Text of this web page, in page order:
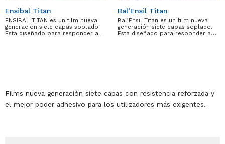
Ensibal Titan
ENSIBAL TITAN es un film nueva
generación siete capas soplado.
Esta diseñado para responder a…
Bal’Ensil Titan
Bal’Ensil Titan es un film nueva
generación siete capas soplado.
Esta diseñado para responder a…
Films nueva generación siete capas con resistencia reforzada y
el mejor poder adhesivo para los utilizadores más exigentes.